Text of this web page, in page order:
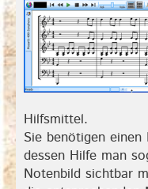
Hilfsmittel.
Sie benötigen
dessen Hilfe man
Notenbild sichtbar